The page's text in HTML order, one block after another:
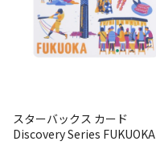
スターバックス カード
Discovery Series FUKUOKA